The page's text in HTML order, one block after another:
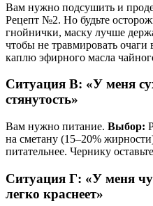
Вам нужно подсушить и
Рецепт №2. Но будьте
гнойнички, маску лучше
чтобы не травмировать
каплю эфирного масла
Ситуация В: «У меня
стянутость»
Вам нужно питание. Выбор:
на сметану (15–20%
питательнее. Чернику
Ситуация Г: «У меня
легко краснеет»